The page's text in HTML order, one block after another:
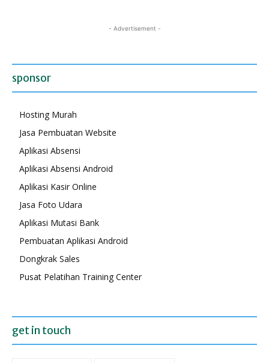
- Advertisement -
sponsor
Hosting Murah
Jasa Pembuatan Website
Aplikasi Absensi
Aplikasi Absensi Android
Aplikasi Kasir Online
Jasa Foto Udara
Aplikasi Mutasi Bank
Pembuatan Aplikasi Android
Dongkrak Sales
Pusat Pelatihan Training Center
get in touch